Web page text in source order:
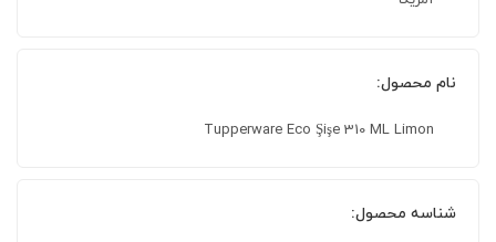
نام محصول:
Tupperware Eco Şişe 310 ML Limon
شناسه محصول: